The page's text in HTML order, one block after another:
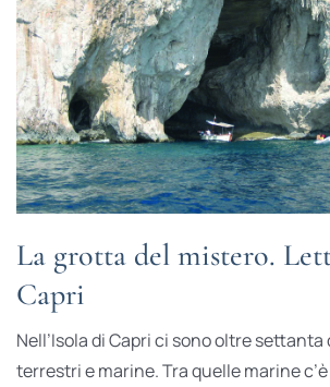
La grotta del mistero.
Capri
Nell’Isola di Capri ci sono oltre
terrestri e marine. Tra quelle marine